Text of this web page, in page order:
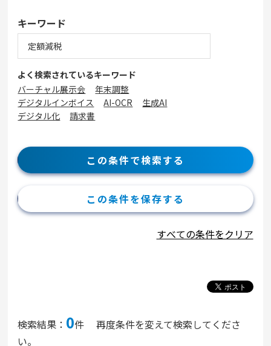
キーワード
よく検索されているキーワード
バーチャル展示会
年末調整
デジタルインボイス
AI-OCR
生成AI
デジタル化
請求書
この条件で検索する
この条件を保存する
すべての条件をクリア
検索結果： 0件
再度条件を変えて検索してくださ
い。